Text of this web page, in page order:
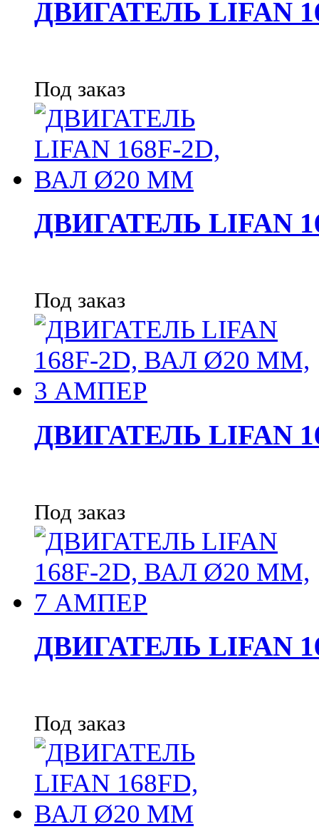
ДВИГАТЕЛЬ LIFAN
Под заказ
ДВИГАТЕЛЬ LIFAN
Под заказ
ДВИГАТЕЛЬ LIFAN
Под заказ
ДВИГАТЕЛЬ LIFAN
Под заказ